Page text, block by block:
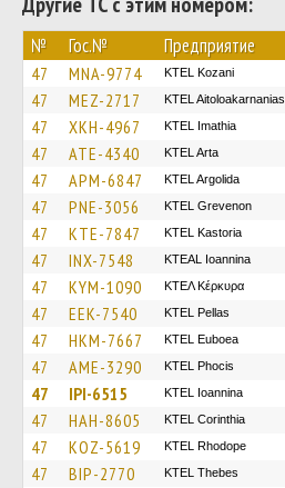
№ Гос.№ Предприятие
47 MNA-9774 ΚΤΕL Kozani
47 MEZ-2717 KTEL Aitoloakarnanias
47 XKH-4967 KTEL Imathia
47 ATE-4340 KTEL Arta
47 APM-6847 KTEL Argolida
47 PNE-3056 ΚΤΕL Grevenon
47 KTE-7847 KTEL Kastoria
47 INX-7548 KTEAL Ioannina
47 KYM-1090 ΚΤΕΛ Κέρκυρα
47 EEK-7540 KTEL Pellas
47 HKM-7667 ΚΤΕL Euboea
47 AME-3290 ΚΤΕL Phocis
47 IPI-6515 KTEL Ioannina
47 HAH-8605 KTEL Corinthia
47 KOZ-5619 KTEL Rhodope
47 BIP-2770 KTEL Thebes